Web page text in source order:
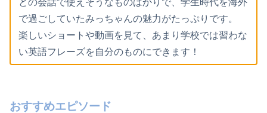
で過ごしていたみっちゃんの魅力がたっぷりです。
楽しいショートや動画を見て、あまり学校では習わな
い英語フレーズを自分のものにできます！
おすすめエピソード